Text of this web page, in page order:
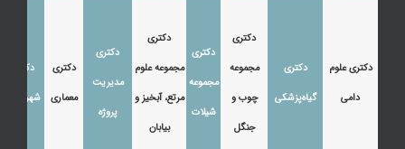
دکتری علوم
دامی
دکتری
گیاه‌پزشکی
دکتری
مجموعه
چوب و
جنگل
دکتری
مجموعه
شیلات
دکتری
مجموعه علوم
مرتع، آبخیز و
بیابان
دکتری
مدیریت
پروژه
دکتری
معماری
دکتری
شهرسازی